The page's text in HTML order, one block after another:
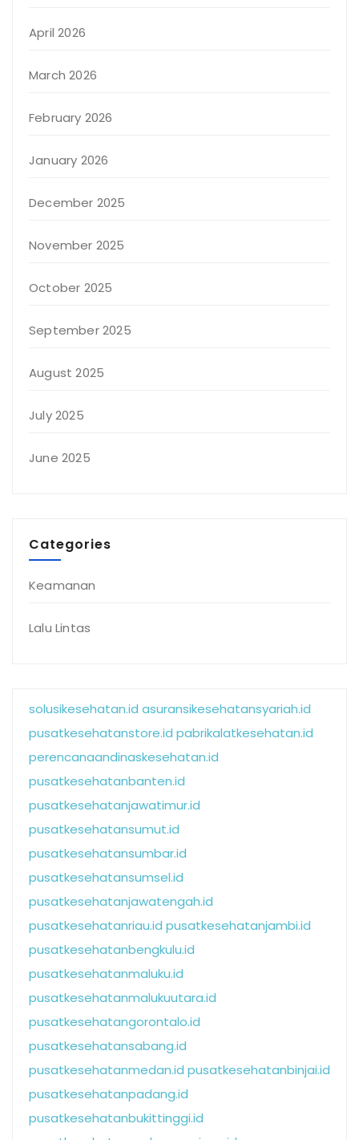
April 2026
March 2026
February 2026
January 2026
December 2025
November 2025
October 2025
September 2025
August 2025
July 2025
June 2025
Categories
Keamanan
Lalu Lintas
solusikesehatan.id asuransikesehatansyariah.id
pusatkesehatanstore.id pabrikalatkesehatan.id
perencanaandinaskesehatan.id
pusatkesehatanbanten.id
pusatkesehatanjawatimur.id
pusatkesehatansumut.id
pusatkesehatansumbar.id
pusatkesehatansumsel.id
pusatkesehatanjawatengah.id
pusatkesehatanriau.id pusatkesehatanjambi.id
pusatkesehatanbengkulu.id
pusatkesehatanmaluku.id
pusatkesehatanmalukuutara.id
pusatkesehatangorontalo.id
pusatkesehatansabang.id
pusatkesehatanmedan.id pusatkesehatanbinjai.id
pusatkesehatanpadang.id
pusatkesehatanbukittinggi.id